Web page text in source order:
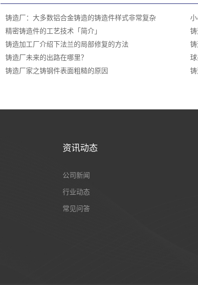
铸造厂：大多数铝合金铸造的铸造件样式非常复杂
精密铸造件的工艺技术「简介」
铸造加工厂介绍下法兰的局部修复的方法
铸造厂未来的出路在哪里？
铸造厂家之铸钢件表面粗糙的原因
资讯动态
公司新闻
行业动态
常见问答